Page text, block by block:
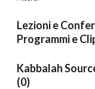
Lezioni e
Programmi e
Kabbalah
(0)